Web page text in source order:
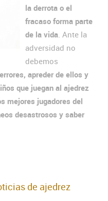
la derrota o el
fracaso forma parte
de la vida . Ante la
adversidad no
debemos
apreder de ellos y
que juegan al ajedrez
mejores jugadores del
desastrosos y saber
de ajedrez